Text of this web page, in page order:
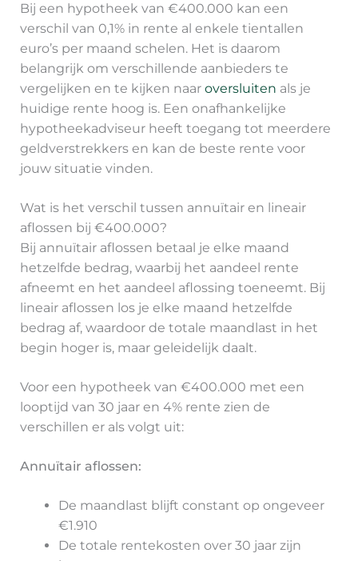
Bij een hypotheek van €400.000 kan een
verschil van 0,1% in rente al enkele tientallen
euro’s per maand schelen. Het is daarom
belangrijk om verschillende aanbieders te
vergelijken en te kijken naar oversluiten als je
huidige rente hoog is. Een onafhankelijke
hypotheekadviseur heeft toegang tot meerdere
geldverstrekkers en kan de beste rente voor
jouw situatie vinden.
Wat is het verschil tussen annuïtair en lineair
aflossen bij €400.000?
Bij annuïtair aflossen betaal je elke maand
hetzelfde bedrag, waarbij het aandeel rente
afneemt en het aandeel aflossing toeneemt. Bij
lineair aflossen los je elke maand hetzelfde
bedrag af, waardoor de totale maandlast in het
begin hoger is, maar geleidelijk daalt.
Voor een hypotheek van €400.000 met een
looptijd van 30 jaar en 4% rente zien de
verschillen er als volgt uit:
Annuïtair aflossen:
De maandlast blijft constant op ongeveer
€1.910
De totale rentekosten over 30 jaar zijn